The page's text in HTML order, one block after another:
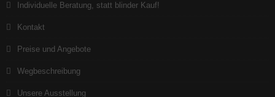
Individuelle Beratung, statt blinder Kauf!
Kontakt
Preise und Angebote
Wegbeschreibung
Unsere Ausstellung